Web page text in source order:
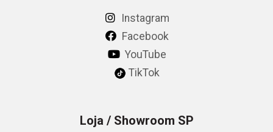
Instagram
Facebook
YouTube
TikTok
Loja / Showroom SP